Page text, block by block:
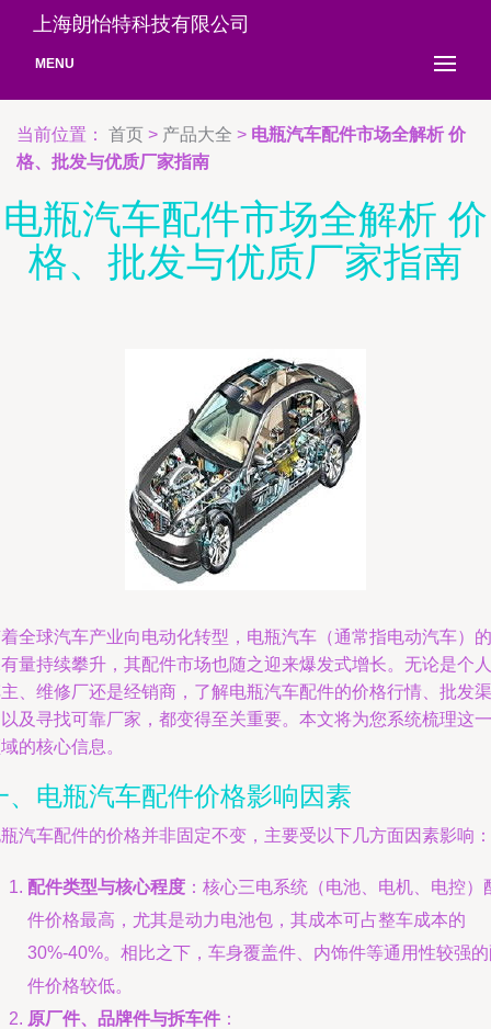
上海朗怡特科技有限公司
MENU
当前位置： 首页 > 产品大全 > 电瓶汽车配件市场全解析 价
格、批发与优质厂家指南
电瓶汽车配件市场全解析 价
格、批发与优质厂家指南
全球汽车产业向电动化转型，电瓶汽车（通常指电动汽车）的
量持续攀升，其配件市场也随之迎来爆发式增长。无论是个人
、维修厂还是经销商，了解电瓶汽车配件的价格行情、批发渠
及寻找可靠厂家，都变得至关重要。本文将为您系统梳理这一
的核心信息。
、电瓶汽车配件价格影响因素
汽车配件的价格并非固定不变，主要受以下几方面因素影响：
配件类型与核心程度 ：核心三电系统（电池、电机、电控）
件价格最高，尤其是动力电池包，其成本可占整车成本的
30%-40%。相比之下，车身覆盖件、内饰件等通用性较强
件价格较低。
原厂件、品牌件与拆车件 ：